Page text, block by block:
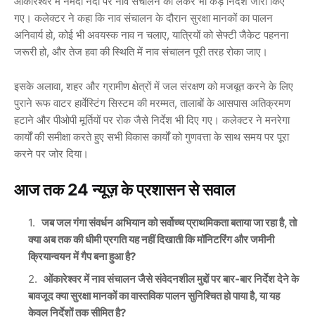
गए। कलेक्टर ने कहा कि नाव संचालन के दौरान सुरक्षा मानकों का पालन
अनिवार्य हो, कोई भी अवयस्क नाव न चलाए, यात्रियों को सेफ्टी जैकेट पहनना
जरूरी हो, और तेज हवा की स्थिति में नाव संचालन पूरी तरह रोका जाए।
इसके अलावा, शहर और ग्रामीण क्षेत्रों में जल संरक्षण को मजबूत करने के लिए
पुराने रूफ वाटर हार्वेस्टिंग सिस्टम की मरम्मत, तालाबों के आसपास अतिक्रमण
हटाने और पीओपी मूर्तियों पर रोक जैसे निर्देश भी दिए गए। कलेक्टर ने मनरेगा
कार्यों की समीक्षा करते हुए सभी विकास कार्यों को गुणवत्ता के साथ समय पर पूरा
करने पर जोर दिया।
आज तक 24 न्यूज़ के प्रशासन से सवाल
जब जल गंगा संवर्धन अभियान को सर्वोच्च प्राथमिकता बताया जा रहा है, तो
क्या अब तक की धीमी प्रगति यह नहीं दिखाती कि मॉनिटरिंग और जमीनी
क्रियान्वयन में गैप बना हुआ है?
ओंकारेश्वर में नाव संचालन जैसे संवेदनशील मुद्दों पर बार-बार निर्देश देने के
बावजूद क्या सुरक्षा मानकों का वास्तविक पालन सुनिश्चित हो पाया है, या यह
केवल निर्देशों तक सीमित है?